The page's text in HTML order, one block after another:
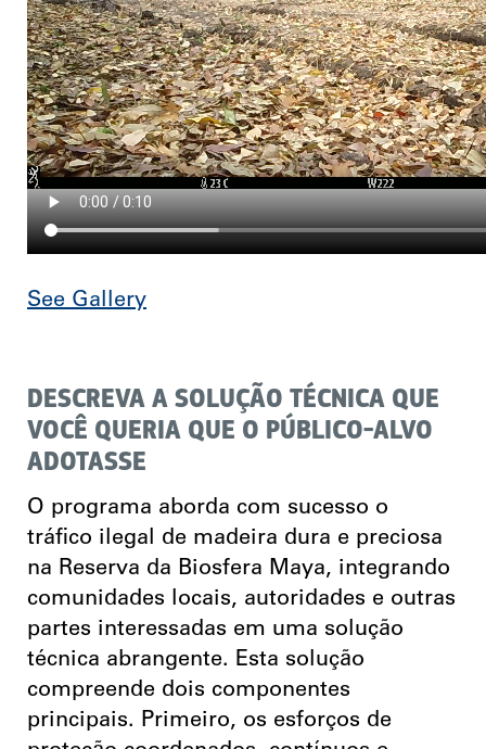
See Gallery
DESCREVA A SOLUÇÃO TÉCNICA QUE
VOCÊ QUERIA QUE O PÚBLICO-ALVO
ADOTASSE
O programa aborda com sucesso o
tráfico ilegal de madeira dura e preciosa
na Reserva da Biosfera Maya, integrando
comunidades locais, autoridades e outras
partes interessadas em uma solução
técnica abrangente. Esta solução
compreende dois componentes
principais. Primeiro, os esforços de